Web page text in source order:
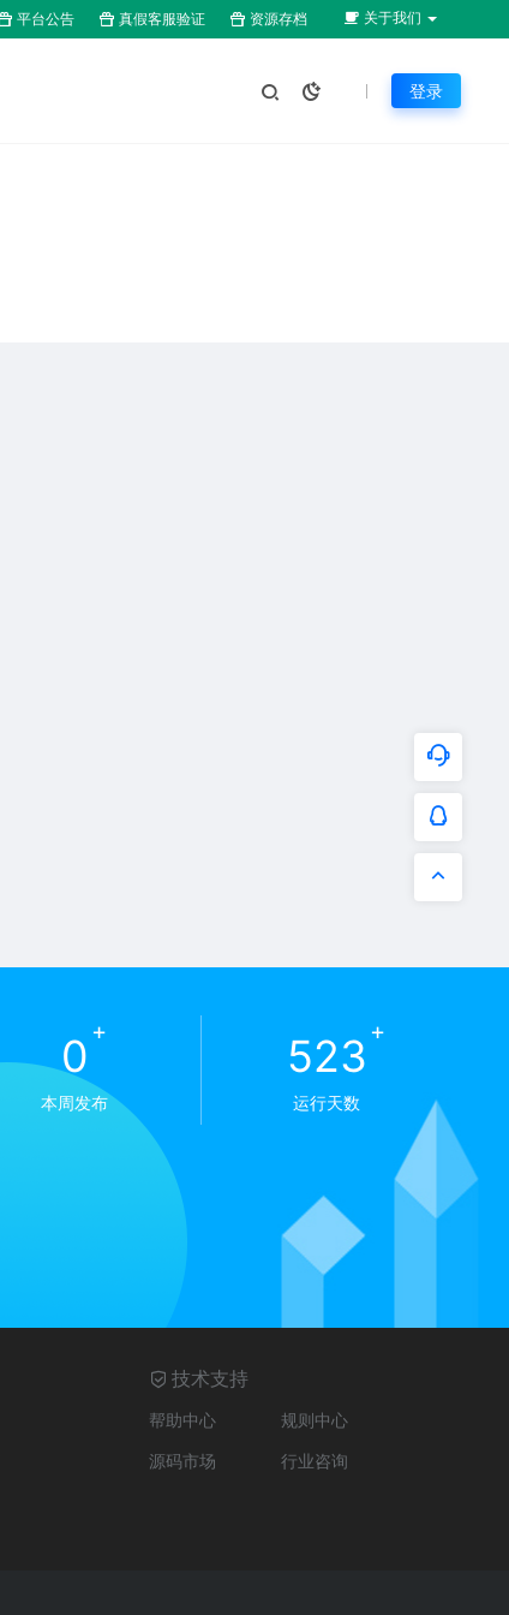
平台公告 真假客服验证 资源存档 关于我们
登录
0 +
本周发布
523 +
运行天数
技术支持
帮助中心
规则中心
源码市场
行业咨询